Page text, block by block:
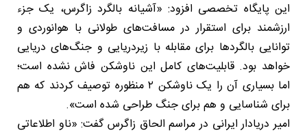
این پایگاه تخصصی افزود: «آشیانه بالگرد زاگرس، یک جزء
ارزشمند برای استقرار در مسافت‌های طولانی با هوانوردی و
توانایی بالگردها برای مقابله با زیردریایی و جنگ‌های دریایی
خواهد بود. قابلیت‌های کامل این ناوشکن فاش نشده است؛
اما بسیاری آن را یک ناوشکن ۲ منظوره توصیف کردند که هم
برای شناسایی و هم برای جنگ طراحی شده است».
امیر دریادار ایرانی در مراسم الحاق زاگرس گفت: «ناو اطلاعاتی